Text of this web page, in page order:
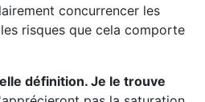
concurrencer les
risques que cela comporte
définition. Je le trouve